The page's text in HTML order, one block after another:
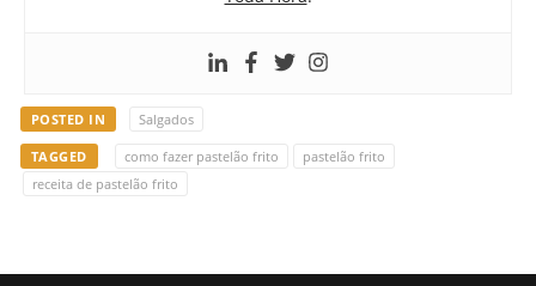
POSTED IN Salgados
TAGGED como fazer pastelão frito
pastelão frito
receita de pastelão frito